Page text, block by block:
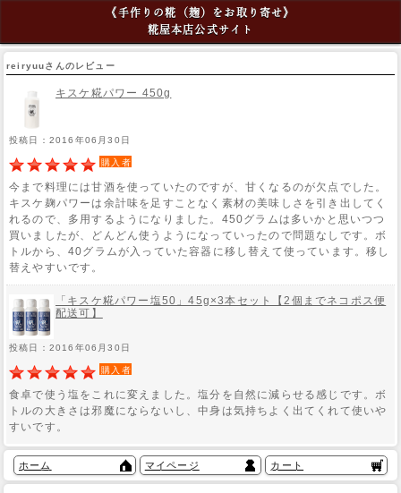
《手作りの糀（麹）をお取り寄せ》
糀屋本店公式サイト
reiryuuさんのレビュー
キスケ糀パワー 450g
投稿日：2016年06月30日
購入者
今まで料理には甘酒を使っていたのですが、甘くなるのが欠点でした。
キスケ麹パワーは余計味を足すことなく素材の美味しさを引き出してく
れるので、多用するようになりました。450グラムは多いかと思いつつ
買いましたが、どんどん使うようになっていったので問題なしです。ボ
トルから、40グラムが入っていた容器に移し替えて使っています。移し
替えやすいです。
「キスケ糀パワー塩50」45g×3本セット【2個までネコポス便
配送可】
投稿日：2016年06月30日
購入者
食卓で使う塩をこれに変えました。塩分を自然に減らせる感じです。ボ
トルの大きさは邪魔にならないし、中身は気持ちよく出てくれて使いや
すいです。
ホーム マイページ カート